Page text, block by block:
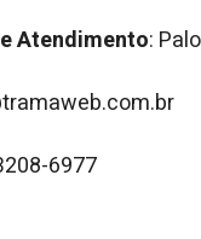
Atendimento:
6977